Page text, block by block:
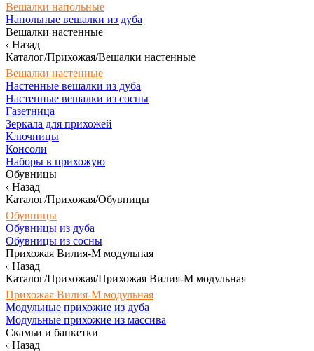
Вешалки напольные
Напольные вешалки из дуба
Вешалки настенные
Назад
Каталог/Прихожая/Вешалки настенные
Вешалки настенные
Настенные вешалки из дуба
Настенные вешалки из сосны
Газетница
Зеркала для прихожей
Ключницы
Консоли
Наборы в прихожую
Обувницы
Назад
Каталог/Прихожая/Обувницы
Обувницы
Обувницы из дуба
Обувницы из сосны
Прихожая Вилия-М модульная
Назад
Каталог/Прихожая/Прихожая Вилия-М модульная
Прихожая Вилия-М модульная
Модульные прихожие из дуба
Модульные прихожие из массива
Скамьи и банкетки
Назад